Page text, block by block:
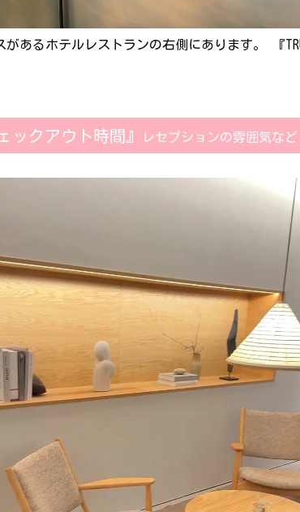
あるホテルレストランの右側にあります。 『
ックアウト時間』 レセプションの雰囲気など